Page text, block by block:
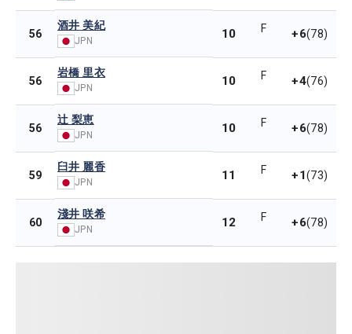
56
酒井 美紀
JPN 10 F +6(78)
56
岩橋 里衣
JPN 10 F +4(76)
56
辻 梨恵
JPN 10 F +6(78)
59
臼井 麗香
JPN 11 F +1(73)
60
淺井 咲希
JPN 12 F +6(78)